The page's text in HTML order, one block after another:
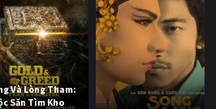
Và Lòng Tham:
Săn Tìm Kho